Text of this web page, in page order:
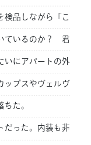
検品しながら「こ
ているのか？ 君
いにアパートの外
ップスやヴェルヴ
た。
だった。内装も非